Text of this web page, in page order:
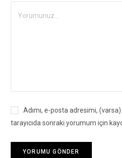
Adımı, e-posta adresimi,
tarayıcıda sonraki yorumum için